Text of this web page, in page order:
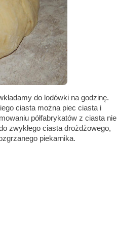
do lodówki na godzinę.
ciasta można piec ciasta i
półfabrykatów z ciasta nie
zwykłego ciasta drożdżowego,
piekarnika.